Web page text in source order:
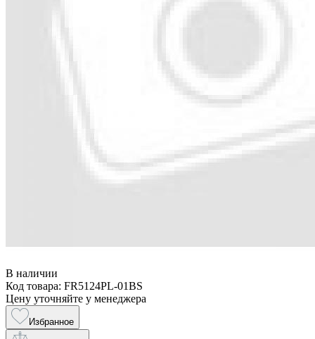
В наличии
Код товара: FR5124PL-01BS
Цену уточняйте у менеджера
Избранное